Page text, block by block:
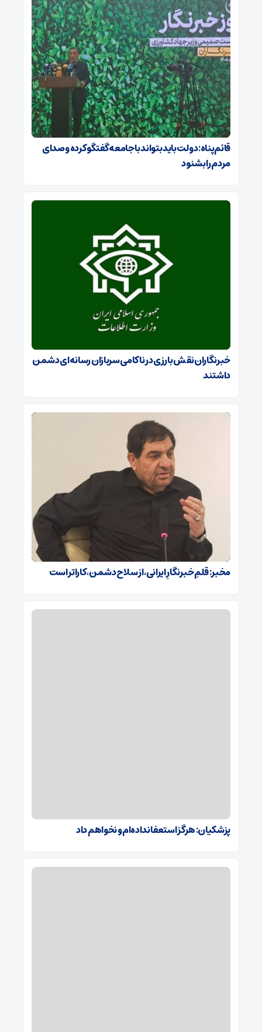
قائم‌پناه: دولت باید بتواند با جامعه گفتگو کرده و صدای
مردم را بشنود
خبرنگاران نقش بارزی در ناکامی سربازان رسانه‌ای دشمن
داشتند
مخبر: قلمِ خبرنگارِ ایرانی، از سلاح دشمن، کاراتر است
پزشکیان: هرگز استعفا نداده‌ام و نخواهم داد